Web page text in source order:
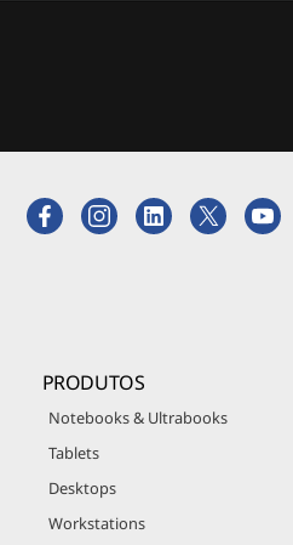
PRODUTOS
Notebooks & Ultrabooks
Tablets
Desktops
Workstations